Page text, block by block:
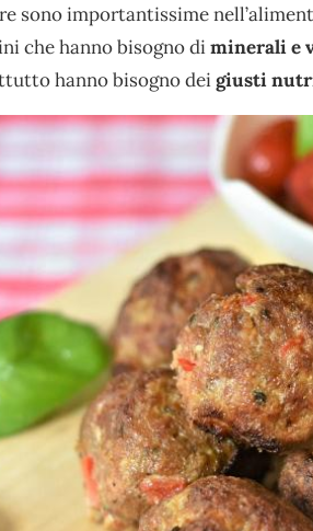
sono importantissime
che hanno bisogno diminerali e
hanno bisogno deigiusti